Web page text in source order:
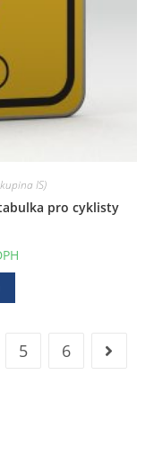
IS)
pro cyklisty
5 6